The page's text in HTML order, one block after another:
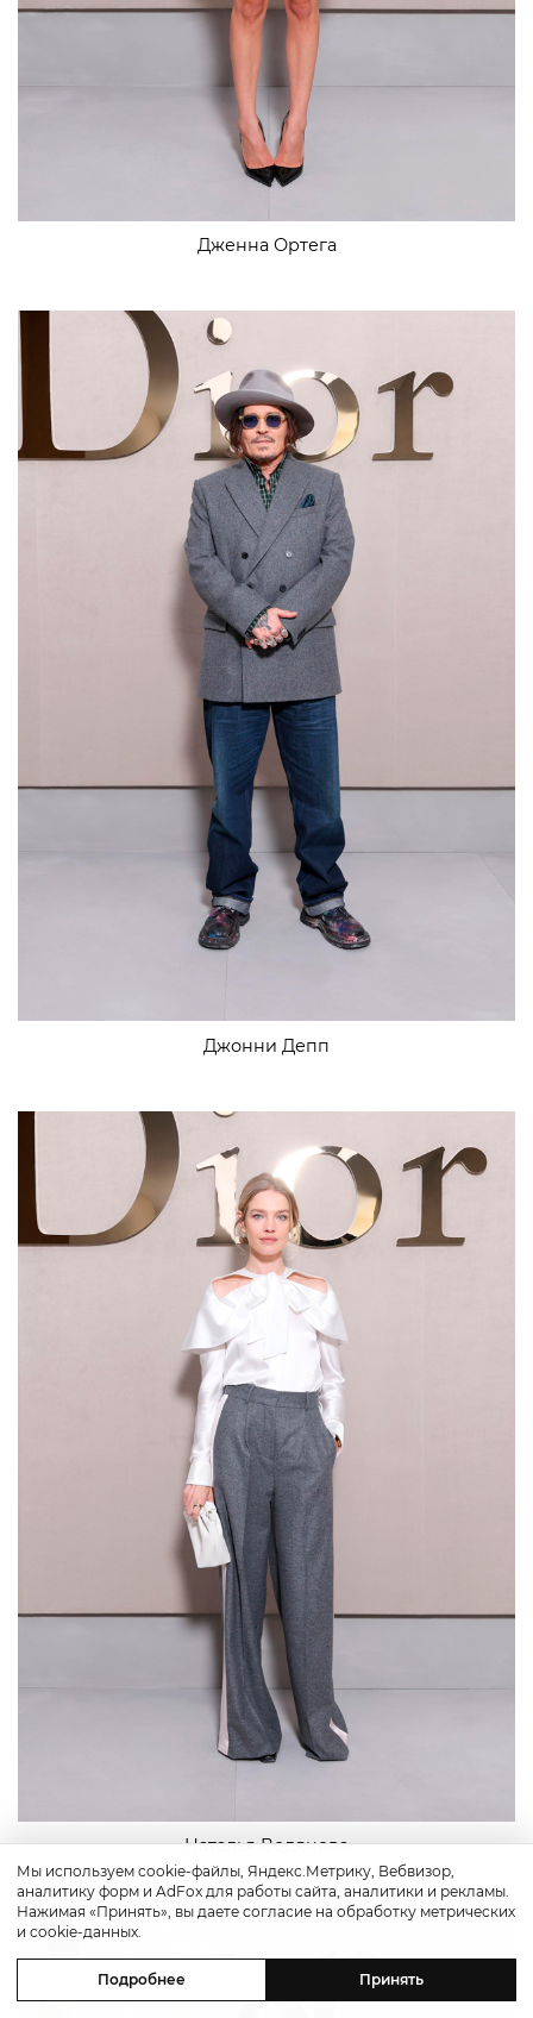
Дженна Ортега
Джонни Депп
Наталья Водянова
Мы используем cookie-файлы, Яндекс.Метрику, Вебвизор,
аналитику форм и AdFox для работы сайта, аналитики и рекламы.
Нажимая «Принять», вы даете согласие на обработку метрических
и cookie-данных.
Подробнее Принять